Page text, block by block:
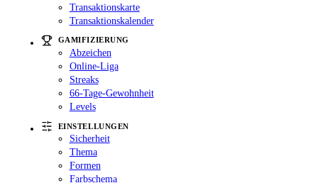
Transaktionskarte
Transaktionskalender
GAMIFIZIERUNG
Abzeichen
Online-Liga
Streaks
66-Tage-Gewohnheit
Levels
EINSTELLUNGEN
Sicherheit
Thema
Formen
Farbschema